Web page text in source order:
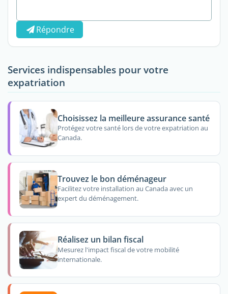
Répondre
Services indispensables pour votre
expatriation
Choisissez la meilleure assurance santé
Protégez votre santé lors de votre expatriation au
Canada.
Trouvez le bon déménageur
Facilitez votre installation au Canada avec un
expert du déménagement.
Réalisez un bilan fiscal
Mesurez l'impact fiscal de votre mobilité
internationale.